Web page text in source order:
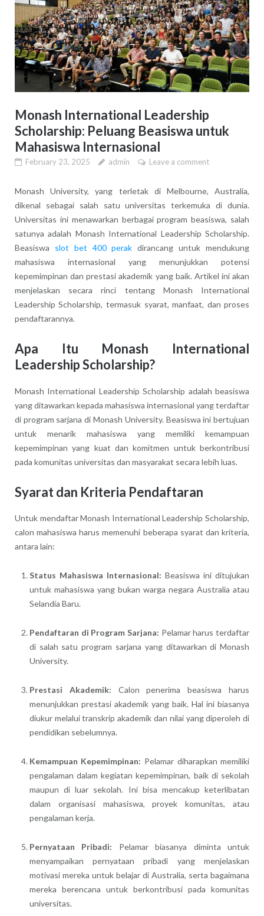
Monash International Leadership
Scholarship: Peluang Beasiswa untuk
Mahasiswa Internasional
February 23, 2025 admin Leave a comment
Monash University, yang terletak di Melbourne, Australia,
dikenal sebagai salah satu universitas terkemuka di dunia.
Universitas ini menawarkan berbagai program beasiswa, salah
satunya adalah Monash International Leadership Scholarship.
Beasiswa slot bet 400 perak dirancang untuk mendukung
mahasiswa internasional yang menunjukkan potensi
kepemimpinan dan prestasi akademik yang baik. Artikel ini akan
menjelaskan secara rinci tentang Monash International
Leadership Scholarship, termasuk syarat, manfaat, dan proses
pendaftarannya.
Apa Itu Monash International
Leadership Scholarship?
Monash International Leadership Scholarship adalah beasiswa
yang ditawarkan kepada mahasiswa internasional yang terdaftar
di program sarjana di Monash University. Beasiswa ini bertujuan
untuk menarik mahasiswa yang memiliki kemampuan
kepemimpinan yang kuat dan komitmen untuk berkontribusi
pada komunitas universitas dan masyarakat secara lebih luas.
Syarat dan Kriteria Pendaftaran
Untuk mendaftar Monash International Leadership Scholarship,
calon mahasiswa harus memenuhi beberapa syarat dan kriteria,
antara lain:
Status Mahasiswa Internasional: Beasiswa ini ditujukan
untuk mahasiswa yang bukan warga negara Australia atau
Selandia Baru.
Pendaftaran di Program Sarjana: Pelamar harus terdaftar
di salah satu program sarjana yang ditawarkan di Monash
University.
Prestasi Akademik: Calon penerima beasiswa harus
menunjukkan prestasi akademik yang baik. Hal ini biasanya
diukur melalui transkrip akademik dan nilai yang diperoleh di
pendidikan sebelumnya.
Kemampuan Kepemimpinan: Pelamar diharapkan memiliki
pengalaman dalam kegiatan kepemimpinan, baik di sekolah
maupun di luar sekolah. Ini bisa mencakup keterlibatan
dalam organisasi mahasiswa, proyek komunitas, atau
pengalaman kerja.
Pernyataan Pribadi: Pelamar biasanya diminta untuk
menyampaikan pernyataan pribadi yang menjelaskan
motivasi mereka untuk belajar di Australia, serta bagaimana
mereka berencana untuk berkontribusi pada komunitas
universitas.